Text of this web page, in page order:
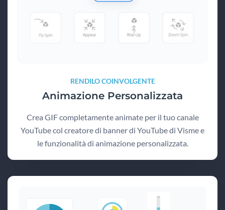
RENDILO COINVOLGENTE
Animazione Personalizzata
Crea GIF completamente animate per il tuo canale
YouTube col creatore di banner di YouTube di Visme e
le funzionalità di animazione personalizzata.